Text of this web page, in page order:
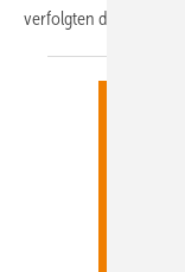
verfolgten das